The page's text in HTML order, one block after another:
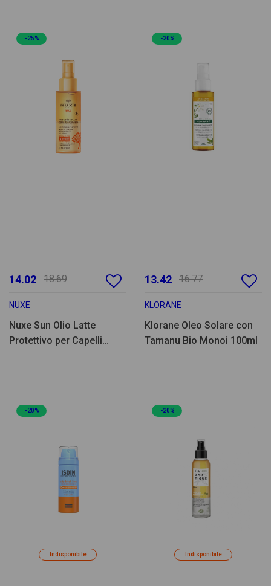
-25%
14.02 18.69
NUXE
Nuxe Sun Olio Latte
Protettivo per Capelli
-20%
13.42 16.77
KLORANE
Klorane Oleo Solare con
Tamanu Bio Monoi 100ml
-20%
Indisponibile
-20%
Indisponibile